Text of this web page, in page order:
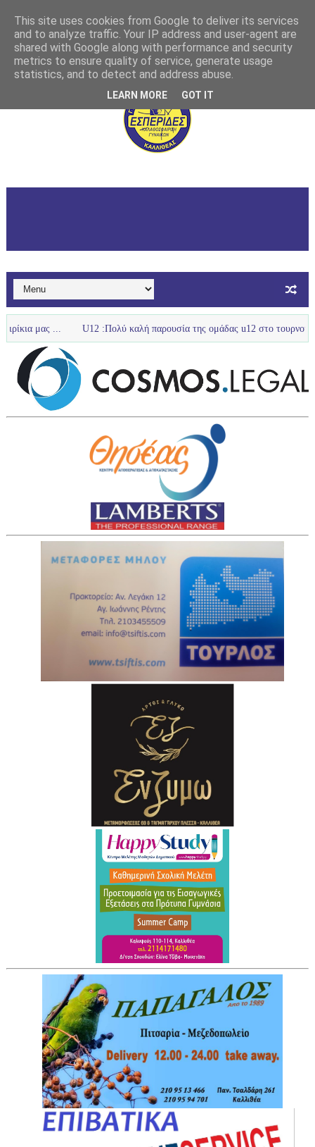
U12 :Πολύ καλή παρουσία της ομάδας u12 στο τουρνουά με Ολυμπιακό
This site uses cookies from Google to deliver its services
and to analyze traffic. Your IP address and user-agent are
shared with Google along with performance and security
metrics to ensure quality of service, generate usage
statistics, and to detect and address abuse.
LEARN MORE GOT IT